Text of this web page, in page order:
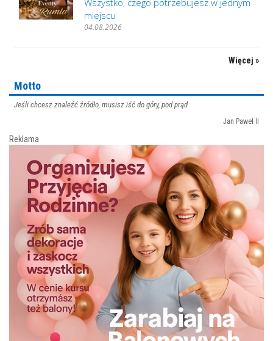
Wszystko, czego potrzebujesz w jednym
miejscu
04.08.2026
Więcej »
Motto
Jeśli chcesz znaleźć źródło, musisz iść do góry, pod prąd
Jan Paweł II
Reklama